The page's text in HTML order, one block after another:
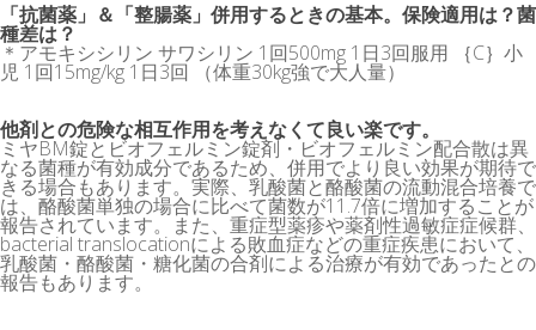
「抗菌薬」＆「整腸薬」併用するときの基本。保険適用は？菌
種差は？
＊アモキシシリン サワシリン 1回500mg 1日3回服用 ｛C｝小
児 1回15mg/kg 1日3回 （体重30kg強で大人量）
他剤との危険な相互作用を考えなくて良い楽です。
ミヤBM錠とビオフェルミン錠剤・ビオフェルミン配合散は異
なる菌種が有効成分であるため、併用でより良い効果が期待で
きる場合もあります。実際、乳酸菌と酪酸菌の流動混合培養で
は、酪酸菌単独の場合に比べて菌数が11.7倍に増加することが
報告されています。また、重症型薬疹や薬剤性過敏症症候群、
bacterial translocationによる敗血症などの重症疾患において、
乳酸菌・酪酸菌・糖化菌の合剤による治療が有効であったとの
報告もあります。